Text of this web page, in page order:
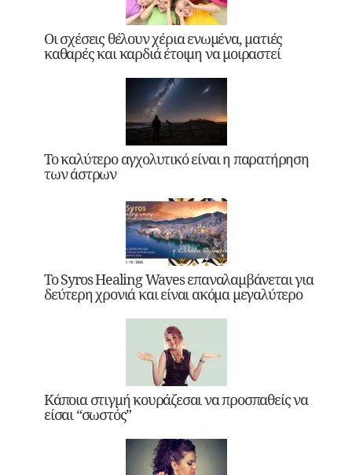
Οι σχέσεις θέλουν χέρια ενωμένα, ματιές
καθαρές και καρδιά έτοιμη να μοιραστεί
Το καλύτερο αγχολυτικό είναι η παρατήρηση
των άστρων
Το Syros Healing Waves επαναλαμβάνεται για
δεύτερη χρονιά και είναι ακόμα μεγαλύτερο
Κάποια στιγμή κουράζεσαι να προσπαθείς να
είσαι “σωστός”